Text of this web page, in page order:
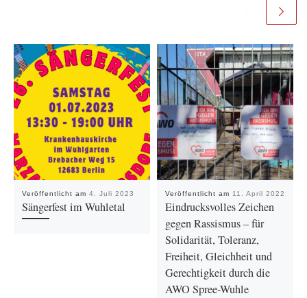
Veröffentlicht am 4. Juli 2023
Sängerfest im Wuhletal
Veröffentlicht am 11. April 2022
Eindrucksvolles Zeichen
gegen Rassismus – für
Solidarität, Toleranz,
Freiheit, Gleichheit und
Gerechtigkeit durch die
AWO Spree-Wuhle